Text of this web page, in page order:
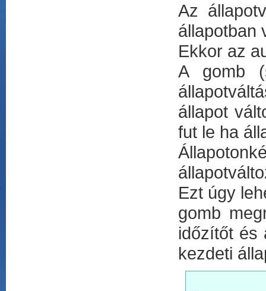
Az
állapotban
Ekkor az
A gomb
állapot
fut le ha
Ezt úgy
gomb
időzítőt és
kezdeti